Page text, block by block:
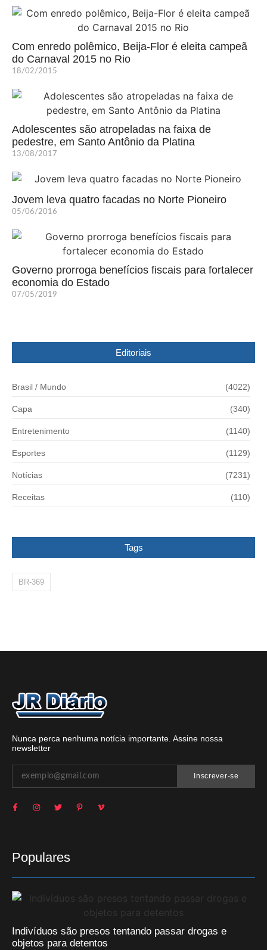
Com enredo polêmico, Beija-Flor é eleita campeã
do Carnaval 2015 no Rio
18/02/2015
Adolescentes são atropeladas na faixa de
pedestre, em Santo Antônio da Platina
13/08/2017
Jovem leva quatro facadas no Norte Pioneiro
05/06/2016
Governo prorroga benefícios fiscais para fortalecer
economia do Estado
07/05/2019
Editoriais
Brasil / Mundo (4022)
Capa (340)
Entretenimento (1140)
Esportes (1129)
Notícias (7231)
Receitas (110)
Tags
BR-369
Nunca perca nenhuma notícia importante. Assine nossa
newsletter
Inscrever-se
Populares
Indivíduos são presos tentando passar drogas e
objetos para detentos